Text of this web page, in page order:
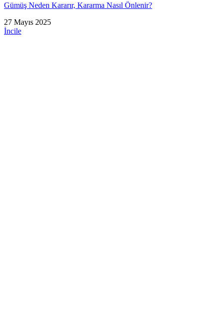
Gümüş Neden Kararır, Kararma Nasıl Önlenir?
27 Mayıs 2025
İncile